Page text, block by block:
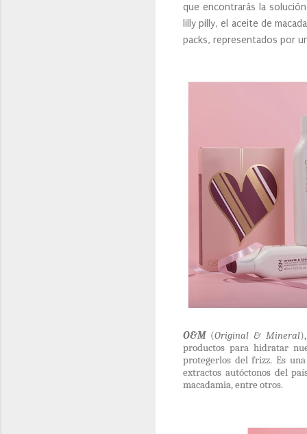
que encontrarás la
lilly pilly, el aceite de
packs, representados por
O&M(Original & Mineral
productos para hidratar
protegerlos del frizz. Es
extractos autóctonos del
macadamia, entre otros.